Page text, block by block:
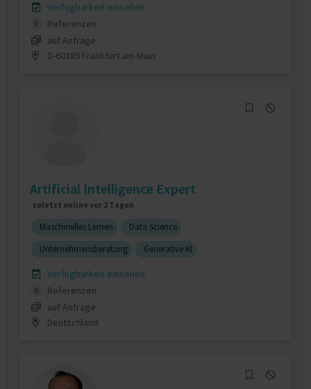
Verfügbarkeit einsehen
0
Referenzen
auf Anfrage
D-60389 Frankfurt am Main
Artificial Intelligence Expert
zuletzt online vor 2 Tagen
Maschinelles Lernen
Data Science
Unternehmensberatung
Generative KI
Verfügbarkeit einsehen
0
Referenzen
auf Anfrage
Deutschland